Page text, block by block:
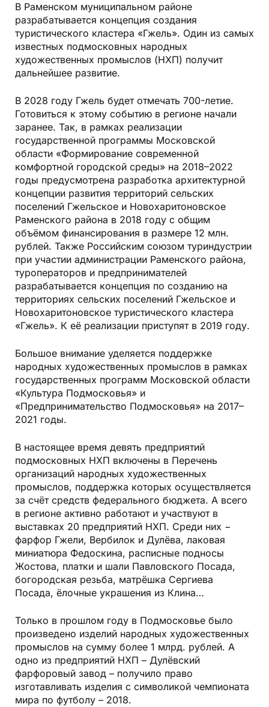
В Раменском муниципальном районе
разрабатывается концепция создания
туристического кластера «Гжель». Один из самых
известных подмосковных народных
художественных промыслов (НХП) получит
дальнейшее развитие.
В 2028 году Гжель будет отмечать 700-летие.
Готовиться к этому событию в регионе начали
заранее. Так, в рамках реализации
государственной программы Московской
области «Формирование современной
комфортной городской среды» на 2018–2022
годы предусмотрена разработка архитектурной
концепции развития территорий сельских
поселений Гжельское и Новохаритоновское
Раменского района в 2018 году с общим
объёмом финансирования в размере 12 млн.
рублей. Также Российским союзом туриндустрии
при участии администрации Раменского района,
туроператоров и предпринимателей
разрабатывается концепция по созданию на
территориях сельских поселений Гжельское и
Новохаритоновское туристического кластера
«Гжель». К её реализации приступят в 2019 году.
Большое внимание уделяется поддержке
народных художественных промыслов в рамках
государственных программ Московской области
«Культура Подмосковья» и
«Предпринимательство Подмосковья» на 2017–
2021 годы.
В настоящее время девять предприятий
подмосковных НХП включены в Перечень
организаций народных художественных
промыслов, поддержка которых осуществляется
за счёт средств федерального бюджета. А всего
в регионе активно работают и участвуют в
выставках 20 предприятий НХП. Среди них −
фарфор Гжели, Вербилок и Дулёва, лаковая
миниатюра Федоскина, расписные подносы
Жостова, платки и шали Павловского Посада,
богородская резьба, матрёшка Сергиева
Посада, ёлочные украшения из Клина…
Только в прошлом году в Подмосковье было
произведено изделий народных художественных
промыслов на сумму более 1 млрд. рублей. А
одно из предприятий НХП – Дулёвский
фарфоровый завод – получило право
изготавливать изделия с символикой чемпионата
мира по футболу – 2018.